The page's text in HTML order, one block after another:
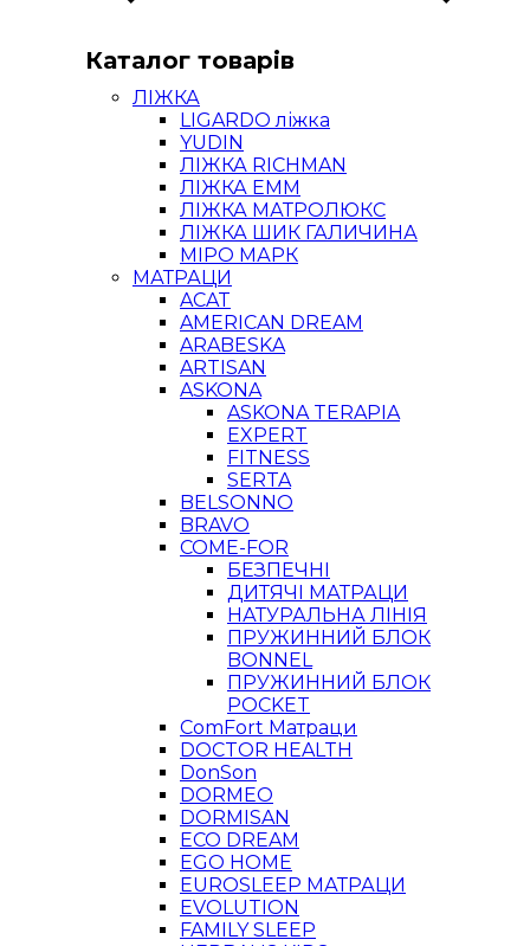
Каталог товарів
ЛІЖКА
LIGARDO ліжка
YUDIN
ЛІЖКА RICHMAN
ЛІЖКА ЕММ
ЛІЖКА МАТРОЛЮКС
ЛІЖКА ШИК ГАЛИЧИНА
МІРО МАРК
МАТРАЦИ
ACAT
AMERICAN DREAM
ARABESKA
ARTISAN
ASKONA
ASKONA TERAPIA
EXPERT
FITNESS
SERTA
BELSONNO
BRAVO
COME-FOR
БЕЗПЕЧНІ
ДИТЯЧІ МАТРАЦИ
НАТУРАЛЬНА ЛІНІЯ
ПРУЖИННИЙ БЛОК
BONNEL
ПРУЖИННИЙ БЛОК
POCKET
ComFort Матраци
DOCTOR HEALTH
DonSon
DORMEO
DORMISAN
ECO DREAM
EGO HOME
EUROSLEEP МАТРАЦИ
EVOLUTION
FAMILY SLEEP